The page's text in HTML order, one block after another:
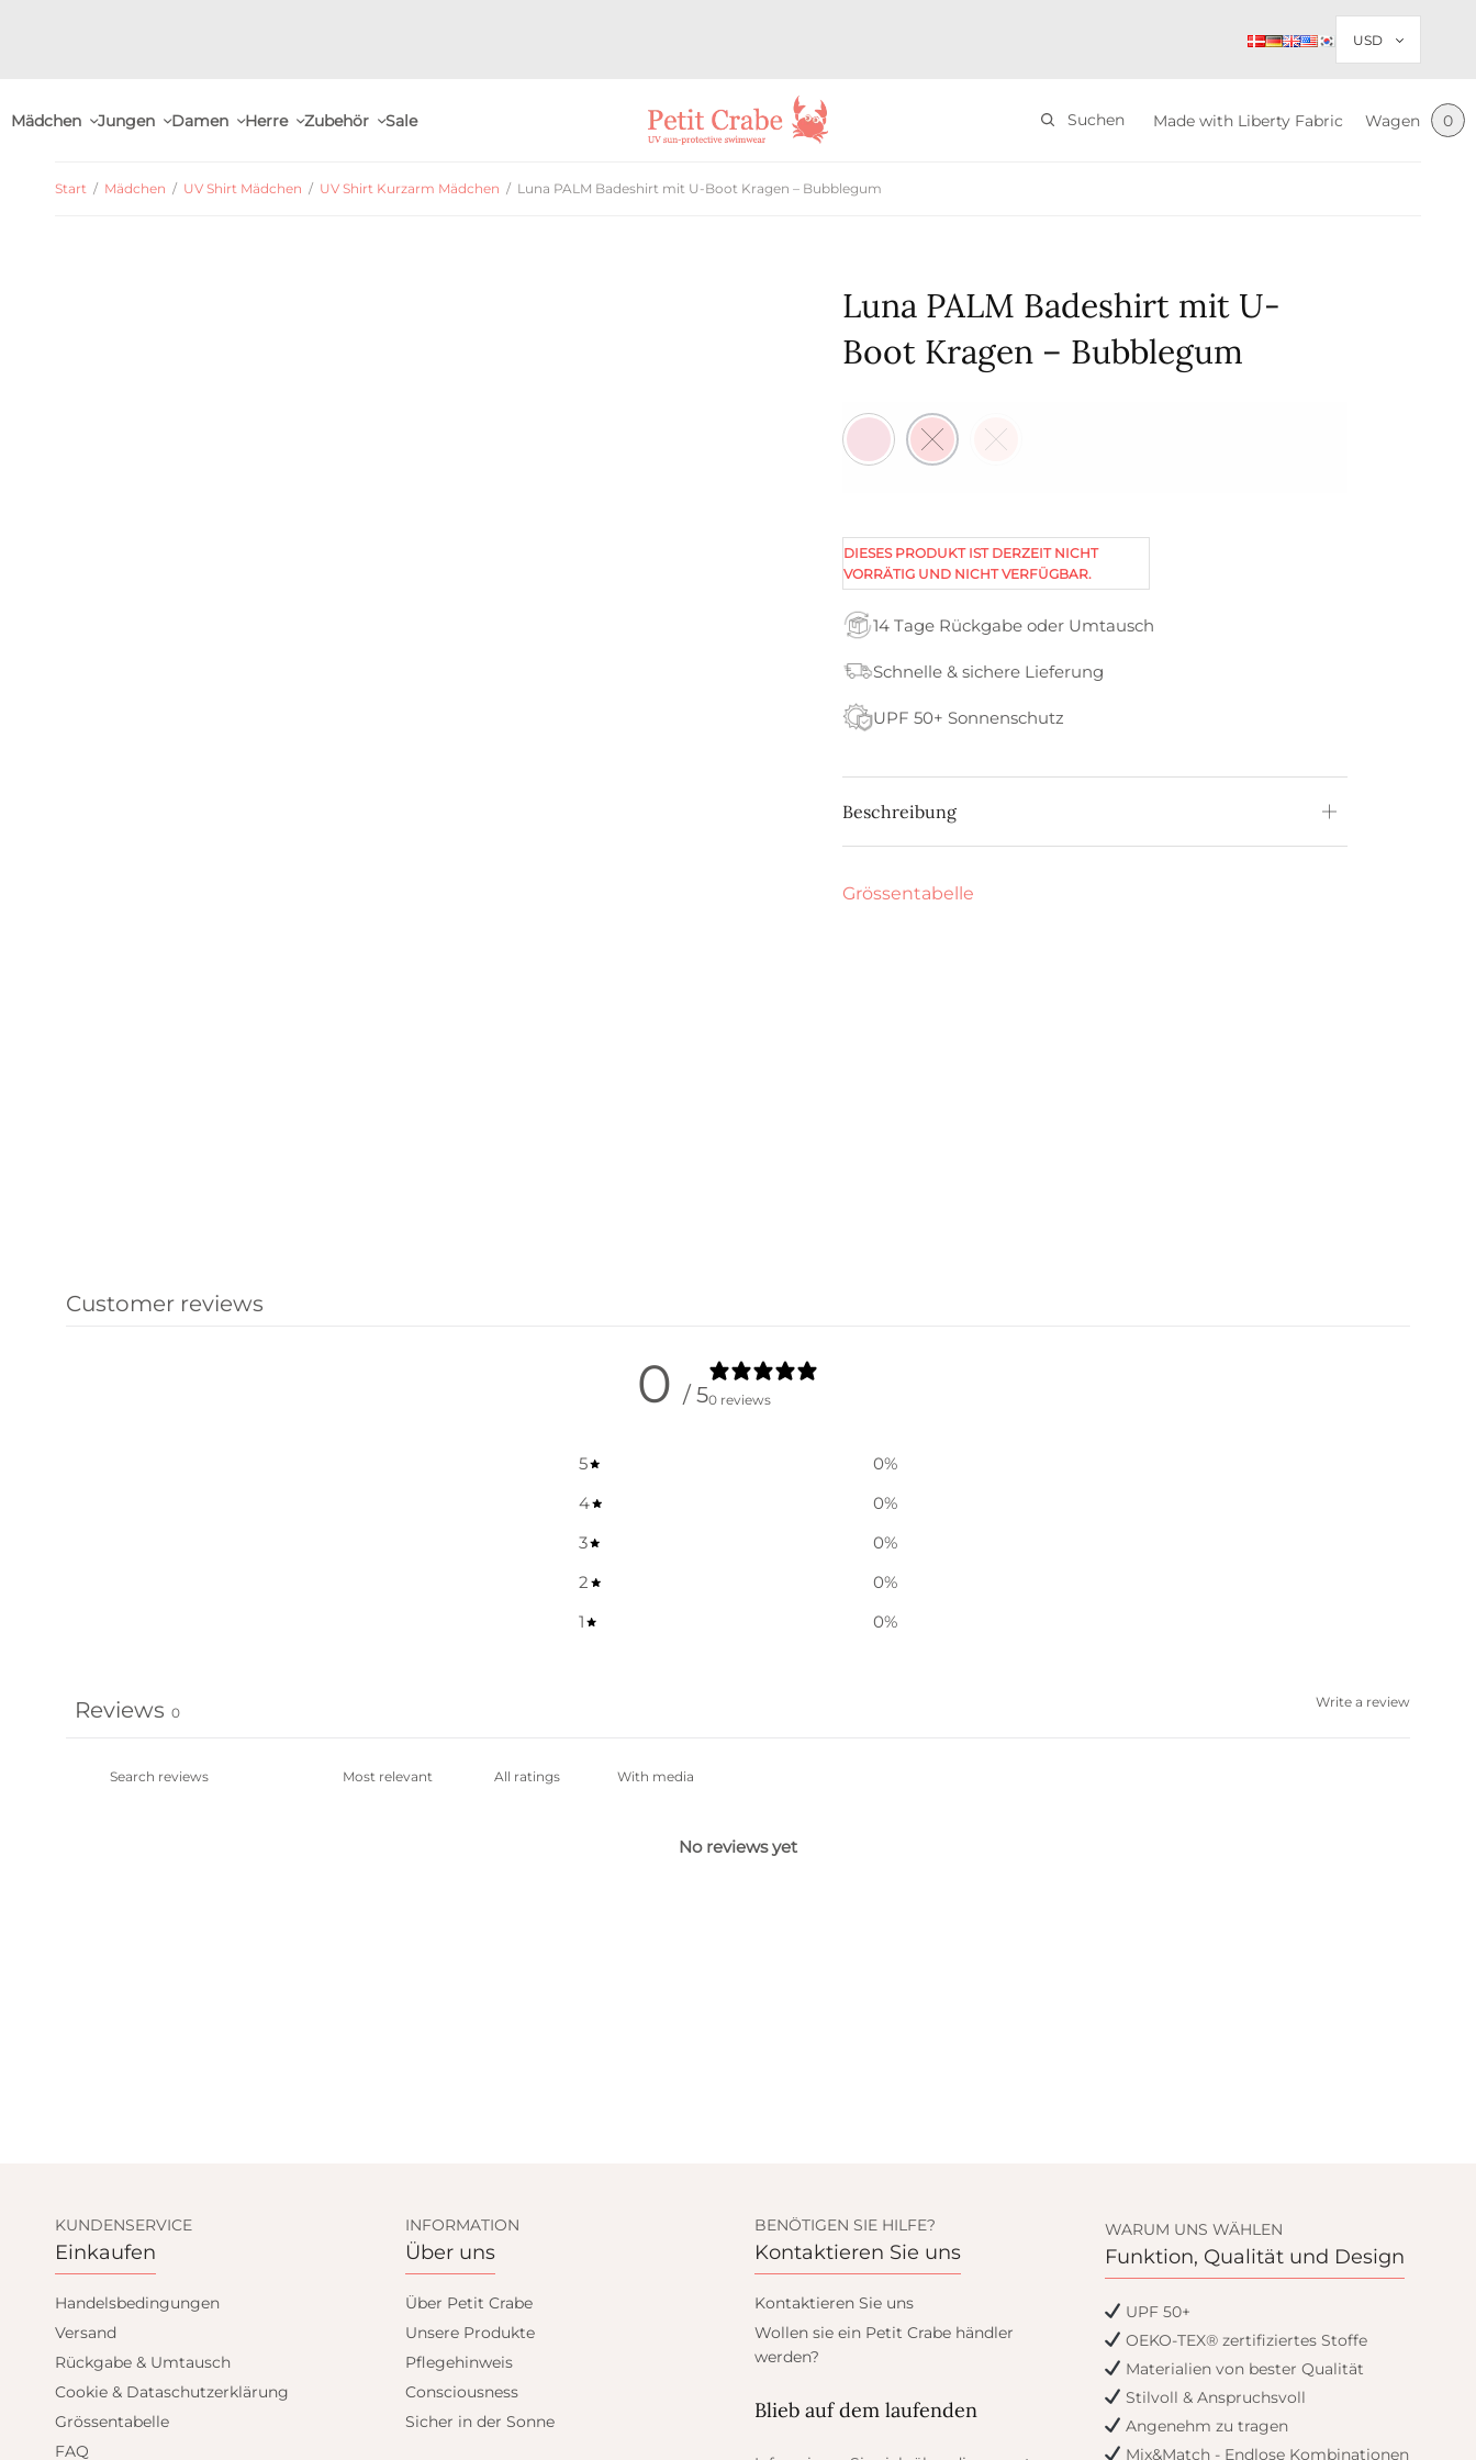
Mädchen Jungen Damen Herre Zubehör Sale Suchen Made with Liberty Fabric Wagen 0
Start / Mädchen / UV Shirt Mädchen / UV Shirt Kurzarm Mädchen / Luna PALM Badeshirt mit U-Boot Kragen – Bubblegum
Luna PALM Badeshirt mit U-
Boot Kragen – Bubblegum
DIESES PRODUKT IST DERZEIT NICHT
VORRÄTIG UND NICHT VERFÜGBAR.
14 Tage Rückgabe oder Umtausch
Schnelle & sichere Lieferung
UPF 50+ Sonnenschutz
Beschreibung
Grössentabelle
Customer reviews
0 / 50 reviews
5 0%
4
0%
3
0%
2
0%
1
0%
Write a review
Reviews 0
With media
No reviews yet
KUNDENSERVICE
Einkaufen
Handelsbedingungen
Versand
Rückgabe & Umtausch
Cookie & Dataschutzerklärung
Grössentabelle
FAQ
INFORMATION
Über uns
Über Petit Crabe
Unsere Produkte
Pflegehinweis
Consciousness
Sicher in der Sonne
BENÖTIGEN SIE HILFE?
Kontaktieren Sie uns
Kontaktieren Sie uns
Wollen sie ein Petit Crabe händler
werden?
Blieb auf dem laufenden
WARUM UNS WÄHLEN
Funktion, Qualität und Design
UPF 50+
OEKO-TEX® zertifiziertes Stoffe
Materialien von bester Qualität
Stilvoll & Anspruchsvoll
Angenehm zu tragen
Mix&Match - Endlose Kombinationen
GET
only offers